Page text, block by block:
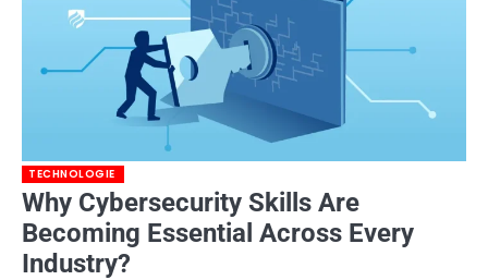
TECHNOLOGIE
Why Cybersecurity Skills Are
Becoming Essential Across Every
Industry?